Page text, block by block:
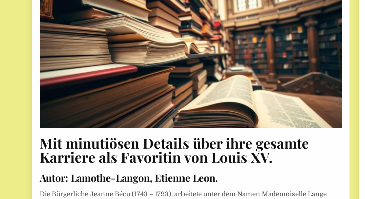
Mit minutiösen Details über ihre gesamte
Karriere als Favoritin von Louis XV.
Autor: Lamothe-Langon, Etienne Leon.
Die Bürgerliche Jeanne Bécu (1743 – 1793), arbeitete unter dem Namen Mademoiselle Lange